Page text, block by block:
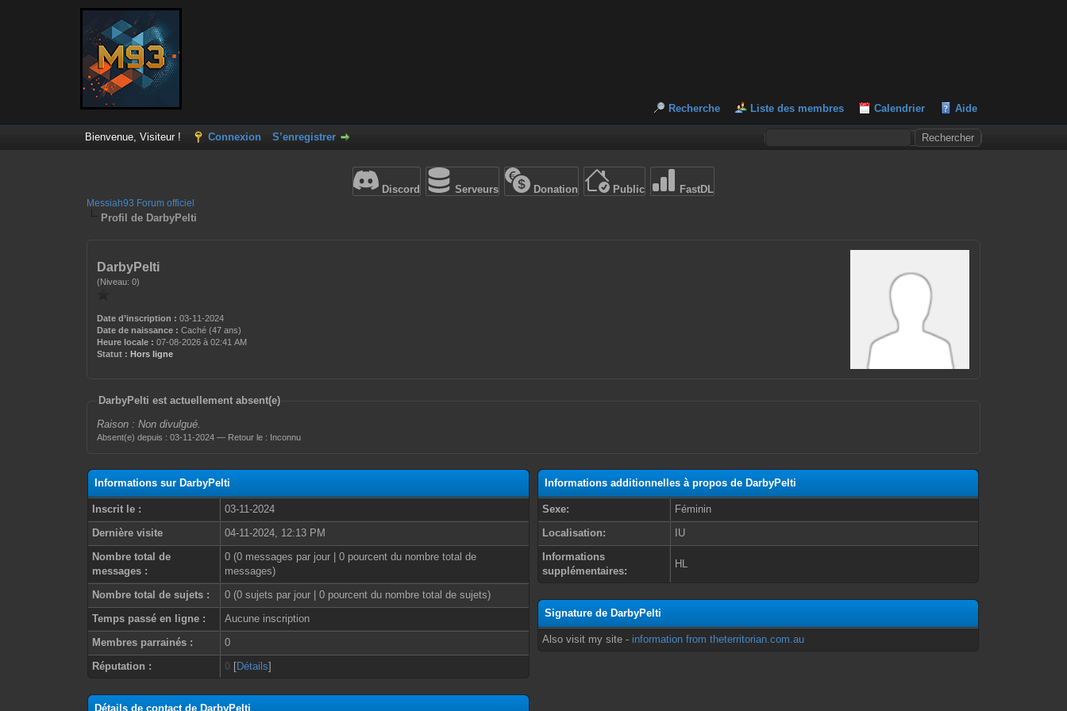
Recherche Liste des membres Calendrier Aide
Bienvenue, Visiteur ! Connexion S’enregistrer
Discord Serveurs Donation Public FastDL
Messiah93 Forum officiel
Profil de DarbyPelti
DarbyPelti
(Niveau: 0)
Date d’inscription : 03-11-2024
Date de naissance : Caché (47 ans)
Heure locale : 07-08-2026 à 02:41 AM
Statut : Hors ligne
DarbyPelti est actuellement absent(e)
Raison : Non divulgué.
Absent(e) depuis : 03-11-2024 — Retour le : Inconnu
Informations sur DarbyPelti
Inscrit le :
03-11-2024
Dernière visite
04-11-2024, 12:13 PM
Nombre total de
messages :
0 (0 messages par jour | 0 pourcent du nombre total de
messages)
Nombre total de sujets :
0 (0 sujets par jour | 0 pourcent du nombre total de sujets)
Temps passé en ligne :
Aucune inscription
Membres parrainés :
0
Réputation :
0 [Détails]
Détails de contact de DarbyPelti
Informations additionnelles à propos de DarbyPelti
Sexe:
Féminin
Localisation:
IU
Informations
supplémentaires:
HL
Signature de DarbyPelti
Also visit my site - information from theterritorian.com.au